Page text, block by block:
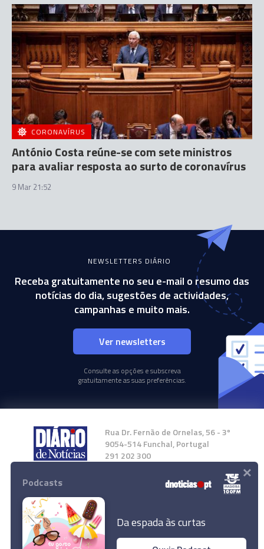
CORONAVÍRUS
António Costa reúne-se com sete ministros
para avaliar resposta ao surto de coronavírus
9 Mar 21:52
NEWSLETTERS DIÁRIO
Receba gratuitamente no seu e-mail o resumo das
notícias do dia, sugestões de actividades,
campanhas e muito mais.
Ver newsletters
Consulte as opções e subscreva
gratuitamente as suas preferências.
Rua Dr. Fernão de Ornelas, 56 - 3º
9054-514 Funchal, Portugal
291 202 300
Instale a nossa App
Podcasts
Da espada às curtas
×